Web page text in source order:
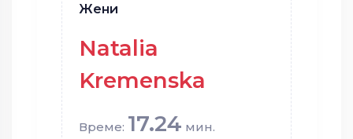
Жени
Natalia
Kremenska
Време: 17.24 мин.